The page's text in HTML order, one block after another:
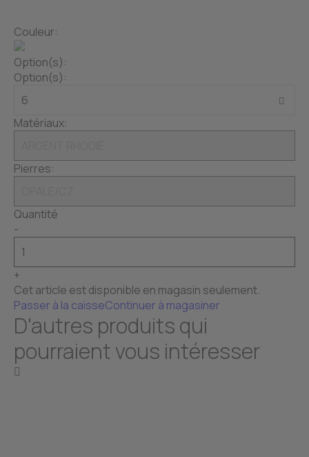
Couleur:
Option(s):
Option(s):
Matériaux:
Pierres:
Quantité
-
+
Cet article est disponible en magasin seulement.
Passer à la caisseContinuer à magasiner
D'autres produits qui
pourraient vous intéresser